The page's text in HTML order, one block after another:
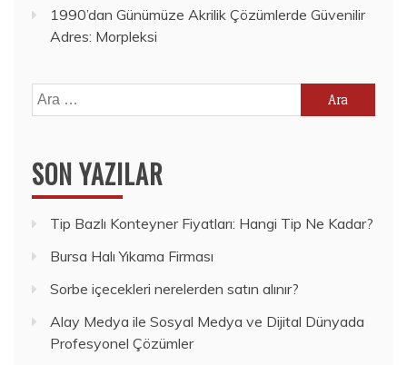
1990’dan Günümüze Akrilik Çözümlerde Güvenilir
Adres: Morpleksi
Arama:
SON YAZILAR
Tip Bazlı Konteyner Fiyatları: Hangi Tip Ne Kadar?
Bursa Halı Yıkama Firması
Sorbe içecekleri nerelerden satın alınır?
Alay Medya ile Sosyal Medya ve Dijital Dünyada
Profesyonel Çözümler